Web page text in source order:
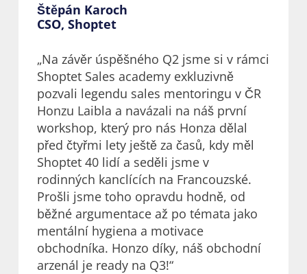
Štěpán Karoch
CSO, Shoptet
„Na závěr úspěšného Q2 jsme si v rámci
Shoptet Sales academy exkluzivně
pozvali legendu sales mentoringu v ČR
Honzu Laibla a navázali na náš první
workshop, který pro nás Honza dělal
před čtyřmi lety ještě za časů, kdy měl
Shoptet 40 lidí a seděli jsme v
rodinných kanclících na Francouzské.
Prošli jsme toho opravdu hodně, od
běžné argumentace až po témata jako
mentální hygiena a motivace
obchodníka. Honzo díky, náš obchodní
arzenál je ready na Q3!“